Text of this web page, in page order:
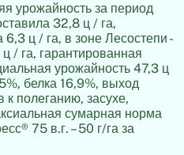
урожайность за период
32,8 ц / га,
ц / га, в зоне Лесостепи -
/ га, гарантированная
урожайность 47,3 ц
белка 16,9%, выход
к полеганию, засухе,
сумарная норма
75 в.г. – 50 г/га за